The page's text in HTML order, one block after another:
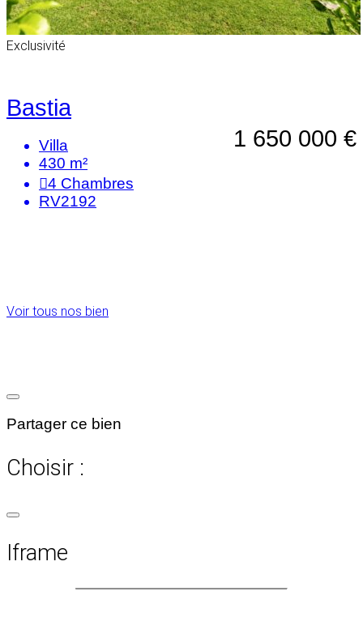
Exclusivité
Bastia
1 650 000 €
Villa
430 m²
4 Chambres
RV2192
Voir tous nos bien
Partager ce bien
Choisir :
Iframe